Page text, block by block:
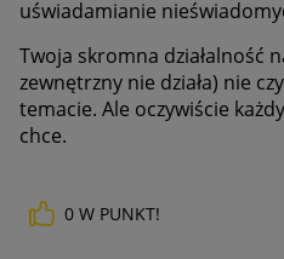
uświadamianie
Twoja skromna działalność
zewnętrzny nie działa) nie
temacie. Ale oczywiście
chce.
0 W PUNKT!